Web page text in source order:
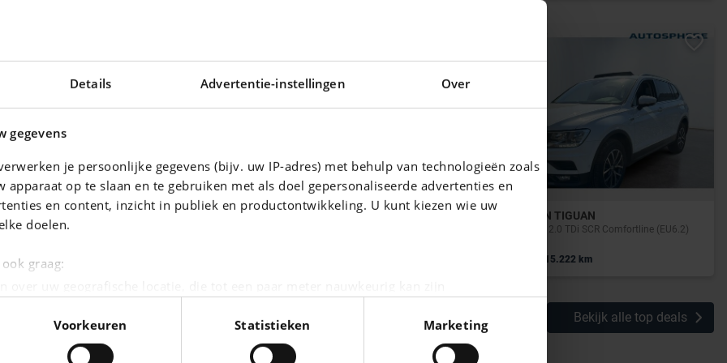
Details Advertentie-instellingen Over
gegevens
je persoonlijke gegevens (bijv. uw IP-adres) met behulp van technologieën zoals
op te slaan en te gebruiken met als doel gepersonaliseerde advertenties en
en content, inzicht in publiek en productontwikkeling. U kunt kiezen wie uw
doelen.
graag:
gegevens worden verwerkt en stel uw voorkeuren in het
detailgedeeltein. U
moment wijzigen of intrekken in de Cookieverklaring.
Voorkeuren Statistieken Marketing
km
ALFA ROMEO MITO VOLKSWAGEN TIGUAN
Tiguan Allspace 2.0 TDi SCR Comfortline (EU6.2)
215.222 km
Bekijk alle top deals